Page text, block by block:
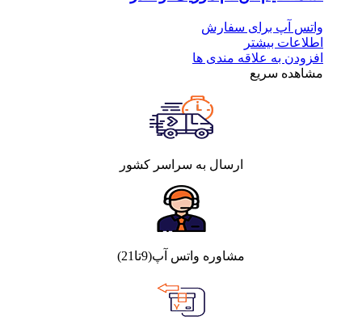
واتس آپ برای سفارش
اطلاعات بیشتر
افزودن به علاقه مندی ها
مشاهده سریع
ارسال به سراسر کشور
مشاوره واتس آپ(9تا21)